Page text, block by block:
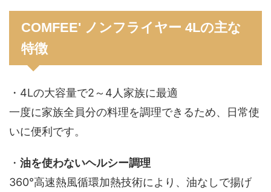
COMFEE' ノンフライヤー 4Lの主な
特徴
・4Lの大容量で2～4人家族に最適
一度に家族全員分の料理を調理できるため、日常使
いに便利です。
・ 油を使わないヘルシー調理
360°高速熱風循環加熱技術により、油なしで揚げ